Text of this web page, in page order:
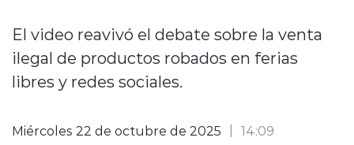
Entrevistas
El video reavivó el debate sobre la venta
ilegal de productos robados en ferias
libres y redes sociales.
Miércoles 22 de octubre de 2025 14:09